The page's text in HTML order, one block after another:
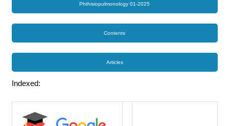
Phthisiopulmonology 01-2025
Contents
Articles
Indexed: